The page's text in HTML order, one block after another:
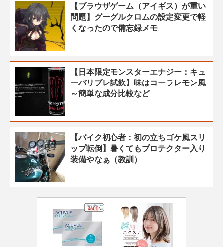
【ブラウザゲーム（アイギス）が重い
問題】グーグルクロムの設定変更で軽
くなったので備忘録メモ
【日本限定モンスターエナジー：キュ
ーバリブレ試飲】味はコーラレモン風
～簡単な成分比較など
【バイク初心者：初の立ちゴケ風スリ
ップ転倒】暑くてもプロテクター入り
装備やなぁ（教訓）